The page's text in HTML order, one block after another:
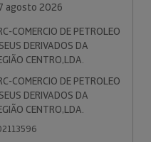
agosto 2026
COMERCIO DE PETROLEO
DERIVADOS DA
CENTRO,LDA.
COMERCIO DE PETROLEO
DERIVADOS DA
CENTRO,LDA.